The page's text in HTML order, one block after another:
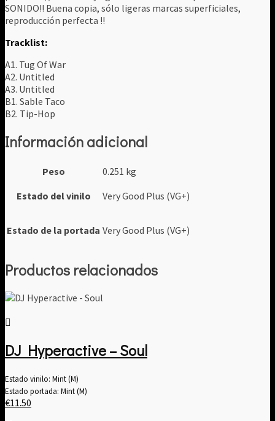
SONIDO!! Buena copia, sólo ligeras marcas superficiales,
reproducción perfecta !!
Tracklist:
A1. Tug Of War
A2. Untitled
A3. Untitled
B1. Sable Taco
B2. Tip-Hop
Información adicional
Peso
0.251 kg
Estado del vinilo
Very Good Plus (VG+)
Estado de la portada Very Good Plus (VG+)
Productos relacionados
DJ Hyperactive – Soul
Estado vinilo: Mint (M)
Estado portada: Mint (M)
€11.50